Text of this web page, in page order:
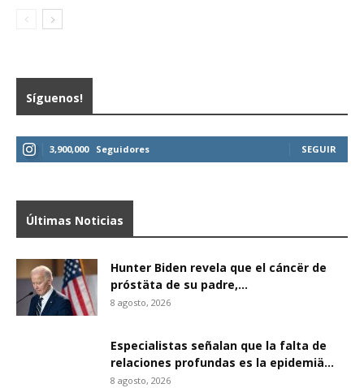
Síguenos!
3,900,000 Seguidores SEGUIR
Últimas Noticias
Hunter Biden revela que el cáncër de
próstäta de su padre,...
8 agosto, 2026
Especialistas señalan que la falta de
relaciones profundas es la epidemiä...
8 agosto, 2026